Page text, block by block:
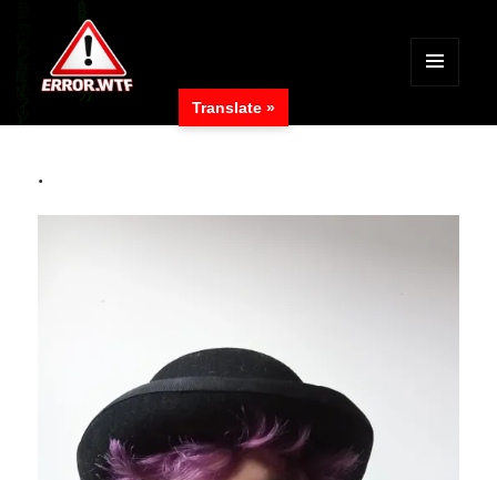
MENÜ
WIDGETS
.
Translate »